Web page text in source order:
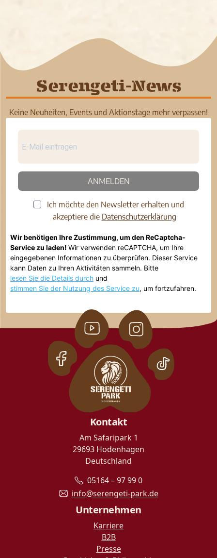
Serengeti-News
Keine Neuheiten, Events und Aktionstage mehr verpassen!
ANMELDEN
Ich möchte den Newsletter erhalten und
akzeptiere die Datenschutzerklärung
Wir benötigen Ihre Zustimmung, um den ReCaptcha-
Service zu laden! Wir verwenden reCAPTCHA, um Ihre
eingegebenen Informationen zu überprüfen. Dieser Service
kann Daten zu Ihren Aktivitäten sammeln. Bitte
lesen Sie die Details durch und
stimmen Sie der Nutzung des Service zu, um fortzufahren.
Kontakt
Am Safaripark 1
29693 Hodenhagen
Deutschland
05164 – 97 99 0
info@serengeti-park.de
Unternehmen
Karriere
B2B
Presse